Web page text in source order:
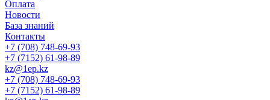
Оплата
Новости
База знаний
Контакты
+7 (708) 748-69-93
+7 (7152) 61-98-89
kz@1ep.kz
+7 (708) 748-69-93
+7 (7152) 61-98-89